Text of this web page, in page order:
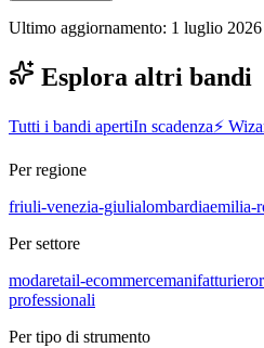
Ultimo aggiornamento: 1 luglio 2026
Esplora altri bandi
Tutti i bandi apertiIn scadenza⚡
Per regione
friuli-venezia-giulialombardiaemilia-
Per settore
modaretail-ecommercemanifatturiero
professionali
Per tipo di strumento